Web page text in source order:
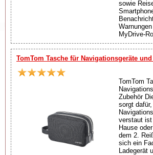
sowie
MyDrive-
TomTom Tasche für Navigationsgeräte
TomTom
Zubehör
sorgt
verstaut
Hause
dem 2.
sich ein
Ladegerät